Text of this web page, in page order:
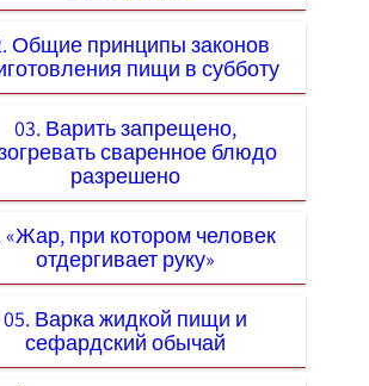
Общие принципы законов
пищи в субботу
03. Варить запрещено,
сваренное блюдо
разрешено
«Жар, при котором человек
отдергивает руку»
05. Варка жидкой пищи и
сефардский обычай